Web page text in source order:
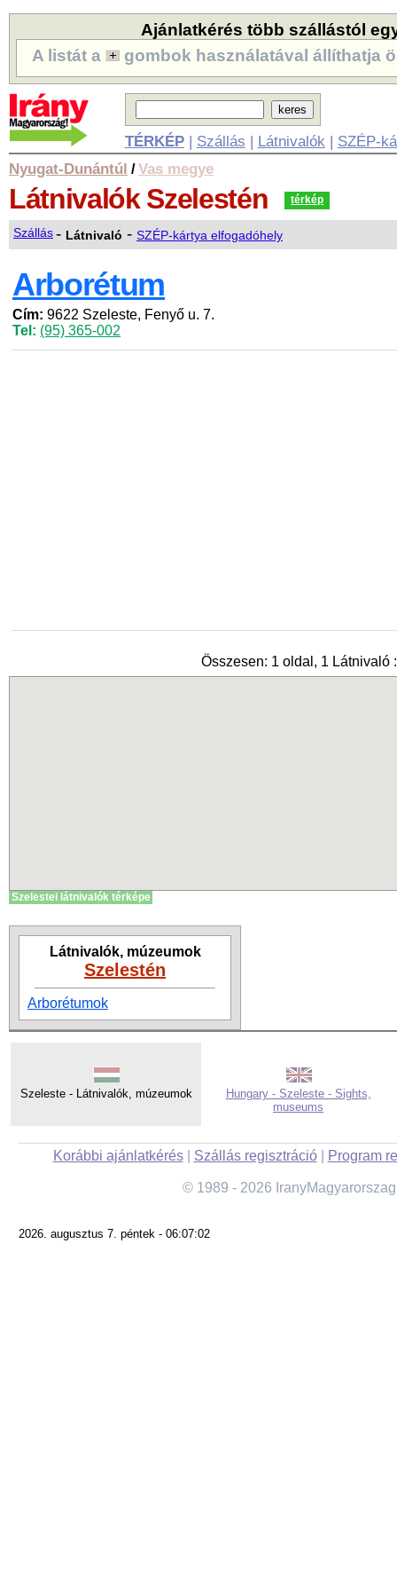
Ajánlatkérés több szállástól
A listát a
gombok használatával állíthatja
TÉRKÉP| Szállás | Látnivalók | SZÉP-
Nyugat-Dunántúl /Vas megye
Látnivalók Szelestén térkép
Szállás- Látnivaló - SZÉP-kártya elfogadóhely
Arborétum
Cím: 9622 Szeleste, Fenyő u. 7.
Tel: (95) 365-002
Összesen: 1 oldal, 1 Látnivaló :
Szelestei látnivalók térképe
Látnivalók, múzeumok
Szelestén
Arborétumok
Szeleste - Látnivalók, múzeumok
Hungary - Szeleste - Sights,
museums
Korábbi ajánlatkérés| Szállás regisztráció| Program
© 1989 - 2026
2026. augusztus 7. péntek - 06:07:02